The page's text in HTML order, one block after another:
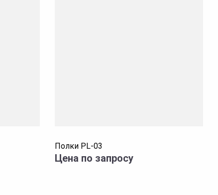
Полки PL-03
Цена по запросу